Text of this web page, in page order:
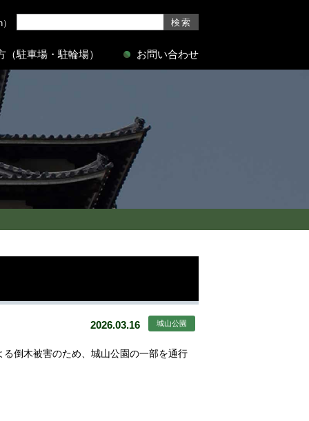
（駐車場・駐輪場） お問い合わせ
2026.03.16 城山公園
倒木被害のため、城山公園の一部を通行